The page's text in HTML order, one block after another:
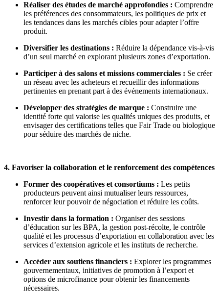
Réaliser des études de marché approfondies : Comprendre
les préférences des consommateurs, les politiques de prix et
les tendances dans les marchés cibles pour adapter l’offre
produit.
Diversifier les destinations : Réduire la dépendance vis-à-vis
d’un seul marché en explorant plusieurs zones d’exportation.
Participer à des salons et missions commerciales : Se créer
un réseau avec les acheteurs et recueillir des informations
pertinentes en prenant part à des événements internationaux.
Développer des stratégies de marque : Construire une
identité forte qui valorise les qualités uniques des produits, et
envisager des certifications telles que Fair Trade ou biologique
pour séduire des marchés de niche.
4. Favoriser la collaboration et le renforcement des compétences
Former des coopératives et consortiums : Les petits
producteurs peuvent ainsi mutualiser leurs ressources,
renforcer leur pouvoir de négociation et réduire les coûts.
Investir dans la formation : Organiser des sessions
d’éducation sur les BPA, la gestion post-récolte, le contrôle
qualité et les processus d’exportation en collaboration avec les
services d’extension agricole et les instituts de recherche.
Accéder aux soutiens financiers : Explorer les programmes
gouvernementaux, initiatives de promotion à l’export et
options de microfinance pour obtenir les financements
nécessaires.